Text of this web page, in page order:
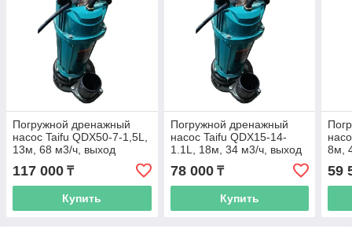
Погружной дренажный
насос Taifu QDX50-7-1,5L,
13м, 68 м3/ч, выход
117 000 ₸
Купить
Погружной дренажный
насос Taifu QDX15-14-
1.1L, 18м, 34 м3/ч, выход
78 000₸
Купить
8м,
59